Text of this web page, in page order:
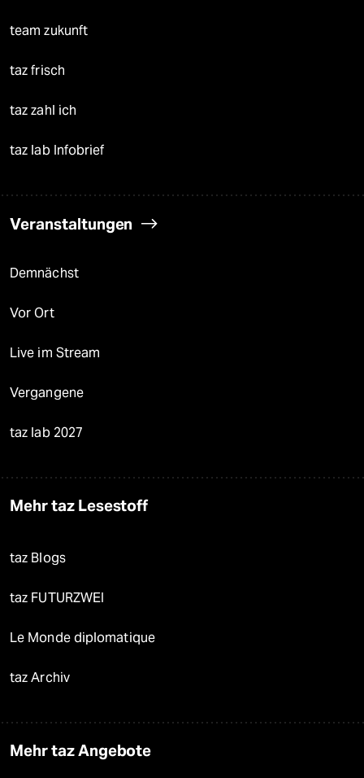
team zukunft
taz frisch
taz zahl ich
taz lab Infobrief
Veranstaltungen
Demnächst
Vor Ort
Live im Stream
Vergangene
taz lab 2027
Mehr taz Lesestoff
taz Blogs
taz FUTURZWEI
Le Monde diplomatique
taz Archiv
Mehr taz Angebote